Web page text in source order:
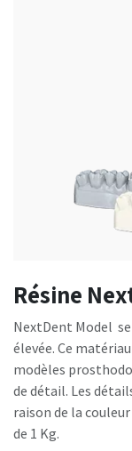
Résine
NextDent Model
élevée. Ce
modèles
de détail. Les
raison de la
de 1 Kg.